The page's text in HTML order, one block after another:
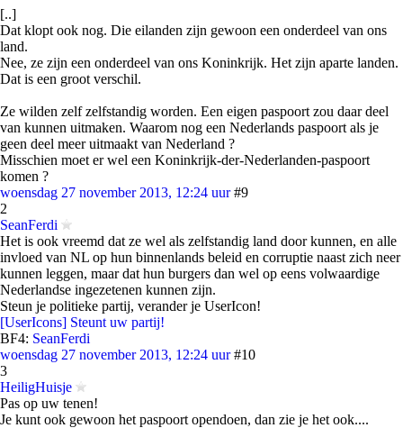
[..]
Dat klopt ook nog. Die eilanden zijn gewoon een onderdeel van ons
land.
Nee, ze zijn een onderdeel van ons Koninkrijk. Het zijn aparte landen.
Dat is een groot verschil.
Ze wilden zelf zelfstandig worden. Een eigen paspoort zou daar deel
van kunnen uitmaken. Waarom nog een Nederlands paspoort als je
geen deel meer uitmaakt van Nederland ?
Misschien moet er wel een Koninkrijk-der-Nederlanden-paspoort
komen ?
woensdag 27 november 2013, 12:24 uur #9
2
SeanFerdi
Het is ook vreemd dat ze wel als zelfstandig land door kunnen, en alle
invloed van NL op hun binnenlands beleid en corruptie naast zich neer
kunnen leggen, maar dat hun burgers dan wel op eens volwaardige
Nederlandse ingezetenen kunnen zijn.
Steun je politieke partij, verander je UserIcon!
[UserIcons] Steunt uw partij!
BF4: SeanFerdi
woensdag 27 november 2013, 12:24 uur #10
3
HeiligHuisje
Pas op uw tenen!
Je kunt ook gewoon het paspoort opendoen, dan zie je het ook....